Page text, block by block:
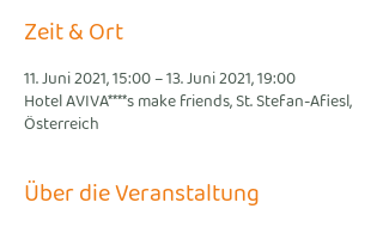
Zeit & Ort
11. Juni 2021, 15:00 – 13. Juni 2021, 19:00
Hotel AVIVA****s make friends, St. Stefan-Afiesl,
Österreich
Über die Veranstaltung